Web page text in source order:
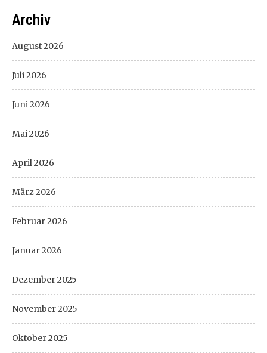
Archiv
August 2026
Juli 2026
Juni 2026
Mai 2026
April 2026
März 2026
Februar 2026
Januar 2026
Dezember 2025
November 2025
Oktober 2025